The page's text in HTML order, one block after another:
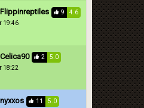
Flippinreptiles 9
4.6
19:46
Celica90 2
5.0
18:22
nyxxos 11
5.0